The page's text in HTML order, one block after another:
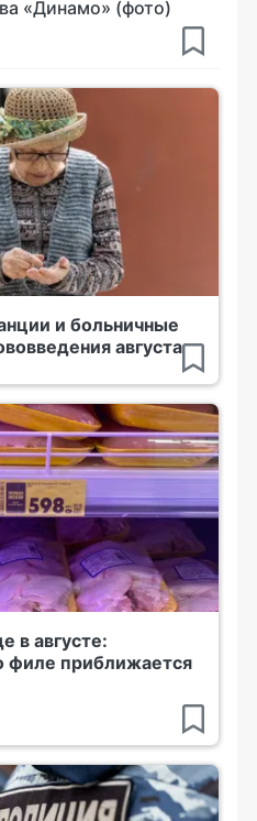
«Динамо» (фото)
и больничные
августа
в августе:
филе приближается